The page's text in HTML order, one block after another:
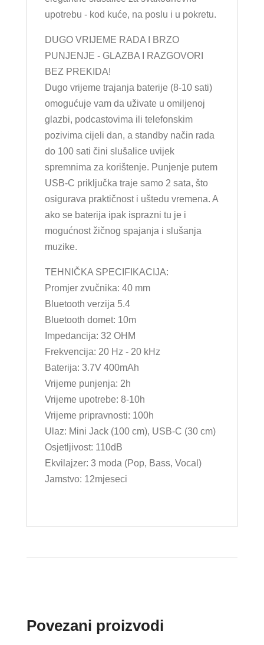
upotrebu - kod kuće, na poslu i u pokretu.
DUGO VRIJEME RADA I BRZO
PUNJENJE - GLAZBA I RAZGOVORI
BEZ PREKIDA!
Dugo vrijeme trajanja baterije (8-10 sati)
omogućuje vam da uživate u omiljenoj
glazbi, podcastovima ili telefonskim
pozivima cijeli dan, a standby način rada
do 100 sati čini slušalice uvijek
spremnima za korištenje. Punjenje putem
USB-C priključka traje samo 2 sata, što
osigurava praktičnost i uštedu vremena. A
ako se baterija ipak isprazni tu je i
mogućnost žičnog spajanja i slušanja
muzike.
TEHNIČKA SPECIFIKACIJA:
Promjer zvučnika: 40 mm
Bluetooth verzija 5.4
Bluetooth domet: 10m
Impedancija: 32 OHM
Frekvencija: 20 Hz - 20 kHz
Baterija: 3.7V 400mAh
Vrijeme punjenja: 2h
Vrijeme upotrebe: 8-10h
Vrijeme pripravnosti: 100h
Ulaz: Mini Jack (100 cm), USB-C (30 cm)
Osjetljivost: 110dB
Ekvilajzer: 3 moda (Pop, Bass, Vocal)
Jamstvo: 12mjeseci
Povezani proizvodi